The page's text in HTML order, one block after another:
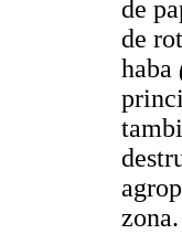
de
de
haba
zona.